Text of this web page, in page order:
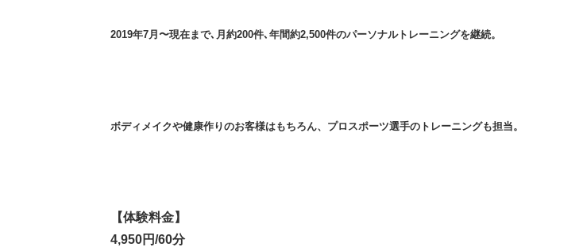
2019年7月〜現在まで､月約200件､年間約2,500件のパーソナルトレーニングを継続。
ボディメイクや健康作りのお客様はもちろん、プロスポーツ選手のトレーニングも担当。
【体験料金】
4,950円/60分